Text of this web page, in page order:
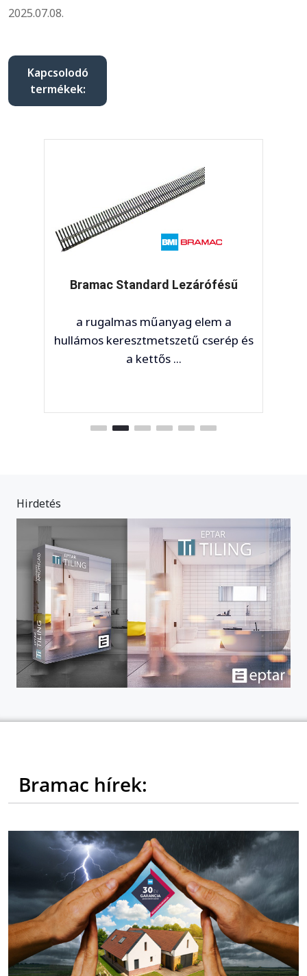
2025.07.08.
Kapcsolodó
termékek:
Bramac Standard Lezárófésű
a rugalmas műanyag elem a
hullámos keresztmetszetű cserép és
a kettős ...
Hirdetés
Bramac hírek: